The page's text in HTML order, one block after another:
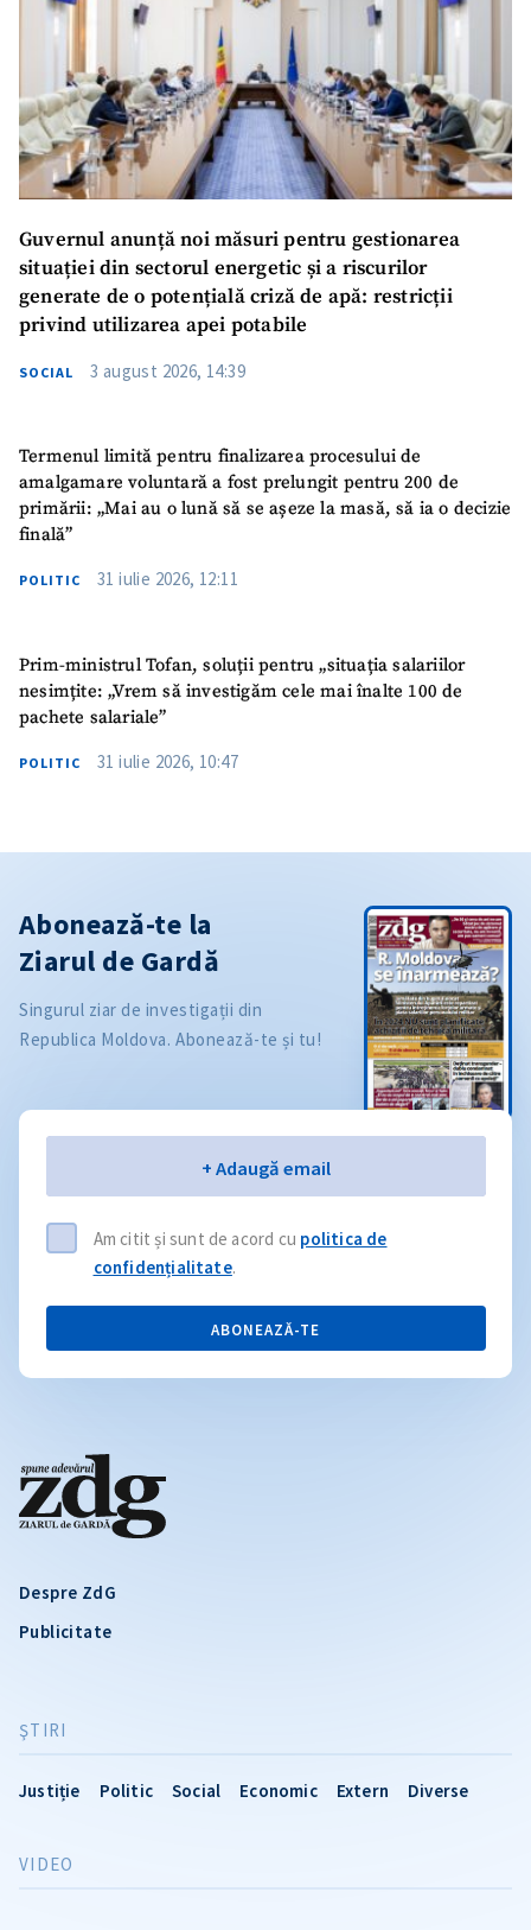
Guvernul anunță noi măsuri pentru gestionarea
situației din sectorul energetic și a riscurilor
generate de o potențială criză de apă: restricții
privind utilizarea apei potabile
SOCIAL 3 august 2026, 14:39
Termenul limită pentru finalizarea procesului de
amalgamare voluntară a fost prelungit pentru 200 de
primării: „Mai au o lună să se așeze la masă, să ia o decizie
finală”
POLITIC 31 iulie 2026, 12:11
Prim-ministrul Tofan, soluții pentru „situația salariilor
nesimțite: „Vrem să investigăm cele mai înalte 100 de
pachete salariale”
POLITIC 31 iulie 2026, 10:47
Despre ZdG
Publicitate
ŞTIRI
Justiție Politic Social Economic Extern Diverse
VIDEO
Abonează-te la
Ziarul de Gardă
Singurul ziar de investigații din
Republica Moldova. Abonează-te și tu!
+ Adaugă email
Am citit și sunt de acord cu politica de
confidențialitate.
ABONEAZĂ-TE